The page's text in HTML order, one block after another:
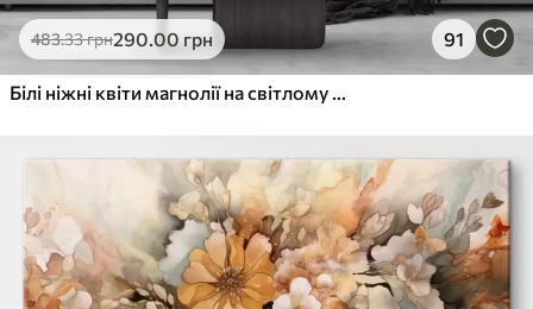
483.33грн290.00 грн 91
Білі ніжні квіти магнолії на світлому фоні